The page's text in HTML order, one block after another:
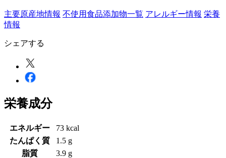
主要原産地情報 不使用食品添加物一覧 アレルギー情報 栄養
情報
シェアする
栄養成分
エネルギー
73 kcal
たんぱく質
1.5 g
脂質
3.9 g